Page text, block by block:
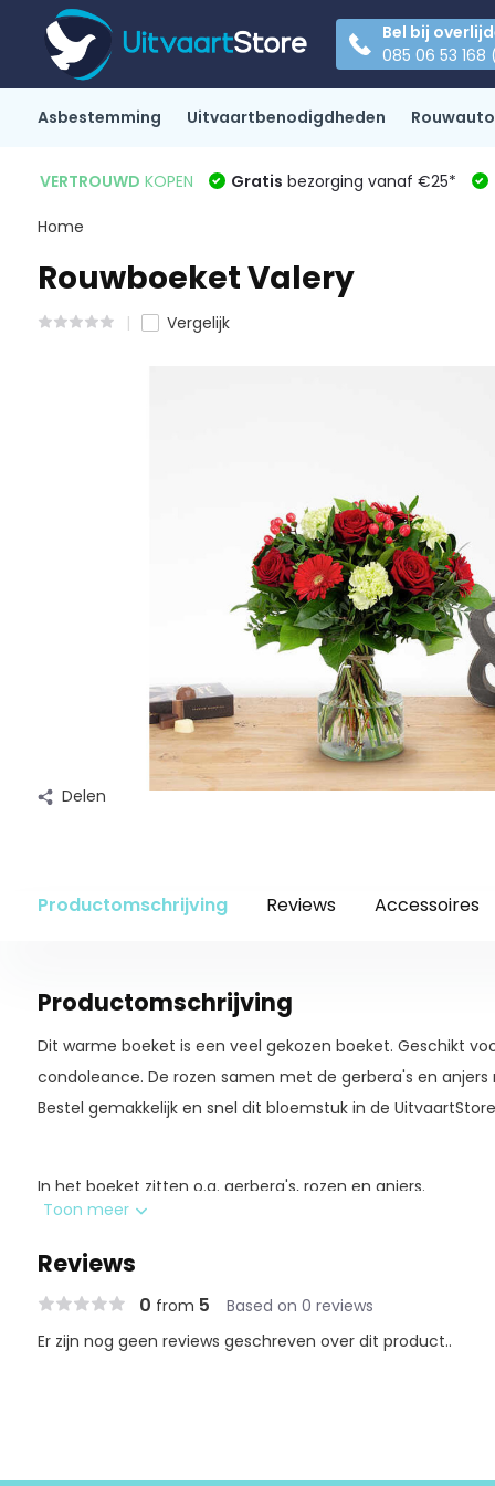
Bel bij
085 06 53
Asbestemming Uitvaartbenodigdheden
VERTROUWD KOPEN Gratis bezorging vanaf €25*
Home
Rouwboeket Valery
Vergelijk
Delen
Productomschrijving Reviews Accessoires
Productomschrijving
Dit warme boeket is een veel gekozen boeket. Geschikt
condoleance. De rozen samen met de gerbera's en
Bestel gemakkelijk en snel dit bloemstuk in de
In het boeket zitten o.a. gerbera's, rozen en anjers.
* Exclusief accessoires en vaas
Hoogwaardige kwaliteit
Toon meer
Reviews
0 from 5 Based on 0 reviews
Er zijn nog geen reviews geschreven over dit product..